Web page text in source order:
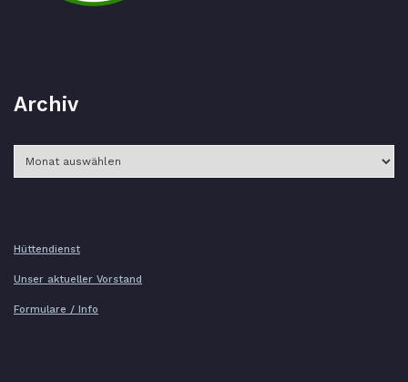
Archiv
Hüttendienst
Unser aktueller Vorstand
Formulare / Info